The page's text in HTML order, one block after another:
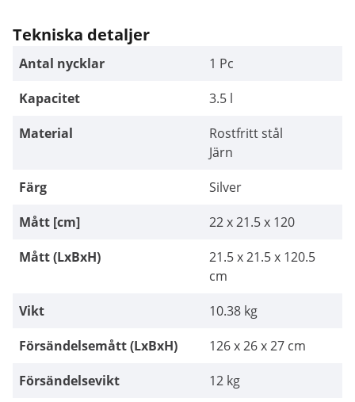
Tekniska detaljer
Antal nycklar
1 Pc
Kapacitet
3.5 l
Material
Rostfritt stål
Järn
Färg
Silver
Mått [cm]
22 x 21.5 x 120
Mått (LxBxH)
21.5 x 21.5 x 120.5
cm
Vikt
10.38 kg
Försändelsemått (LxBxH)
126 x 26 x 27 cm
Försändelsevikt
12 kg